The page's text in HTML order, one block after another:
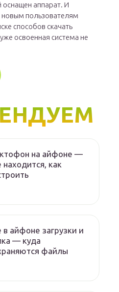
оснащен аппарат. И
новым пользователям
способов скачать
освоенная система не
на айфоне —
находится, как
в айфоне загрузки и
— куда
файлы